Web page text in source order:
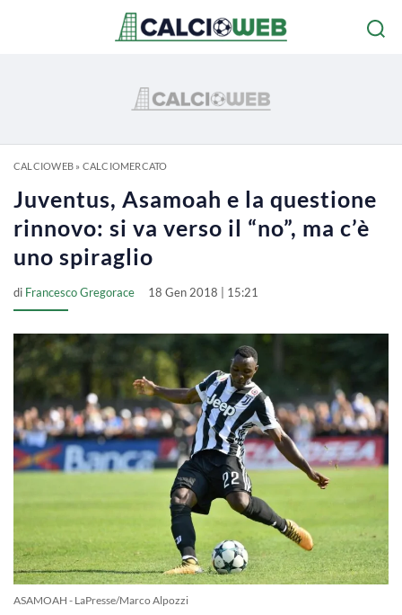
CALCIOWEB» CALCIOMERCATO
Juventus, Asamoah e la questione
rinnovo: si va verso il “no”, ma c’è
uno spiraglio
di Francesco Gregorace 18 Gen 2018 | 15:21
ASAMOAH - LaPresse/Marco Alpozzi